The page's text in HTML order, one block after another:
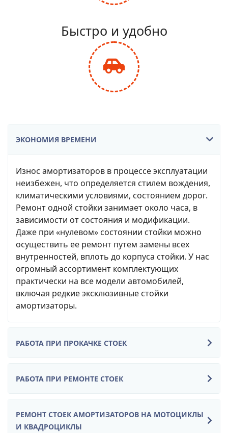
balance-
scale
Быстро и удобно
fas
fa-
ЭКОНОМИЯ ВРЕМЕНИ
Износ амортизаторов в процессе эксплуатации
неизбежен, что определяется стилем вождения,
климатическими условиями, состоянием дорог.
Ремонт одной стойки занимает около часа, в
зависимости от состояния и модификации.
Даже при «нулевом» состоянии стойки можно
осуществить ее ремонт путем замены всех
внутренностей, вплоть до корпуса стойки. У нас
огромный ассортимент комплектующих
практически на все модели автомобилей,
включая редкие эксклюзивные стойки
амортизаторы.
РАБОТА ПРИ ПРОКАЧКЕ СТОЕК
РАБОТА ПРИ РЕМОНТЕ СТОЕК
РЕМОНТ СТОЕК АМОРТИЗАТОРОВ НА МОТОЦИКЛЫ
И КВАДРОЦИКЛЫ